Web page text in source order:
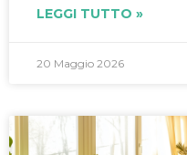
LEGGI TUTTO »
20 Maggio 2026